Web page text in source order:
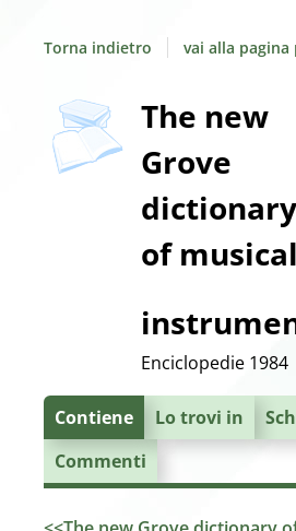
Torna indietro vai alla
Dettaglio
del
documento
The new
Grove
dictionary
of musical
Enciclopedie 1984
Contiene Lo trovi in
Commenti